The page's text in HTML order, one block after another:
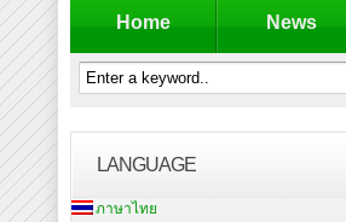
Home News
LANGUAGE
ภาษาไทย